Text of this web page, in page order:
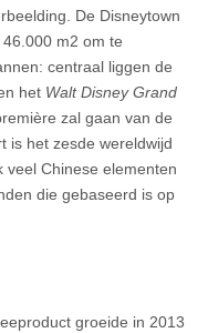
De Disneytown
m2 om te
centraal liggen de
het Walt Disney Grand
zal gaan van de
is het zesde wereldwijd
veel Chinese elementen
die gebaseerd is op
groeide in 2013